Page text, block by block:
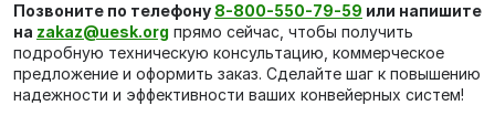
Позвоните по телефону 8-800-550-79-59 или напишите
на zakaz@uesk.org прямо сейчас, чтобы получить
подробную техническую консультацию, коммерческое
предложение и оформить заказ. Сделайте шаг к повышению
надежности и эффективности ваших конвейерных систем!